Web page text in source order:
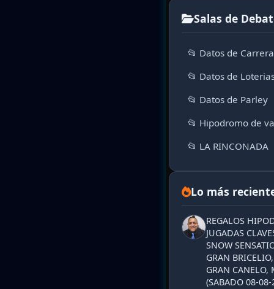
Salas de
📂 Datos de
📂 Datos de
📂 Datos de Parley
📂 Hipodromo de
📂 LA RINCONADA
Lo más
REGALOS
JUGADAS
SNOW
GRAN
GRAN CANELO,
(SABADO 08-